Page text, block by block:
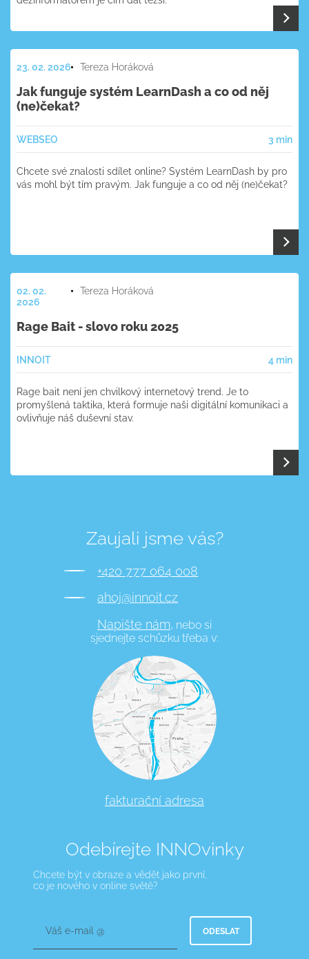
23. 02. 2026 Tereza Horáková
Jak funguje systém LearnDash a co od něj
(ne)čekat?
WEBSEO 3 min
Chcete své znalosti sdílet online? Systém LearnDash by pro
vás mohl být tím pravým. Jak funguje a co od něj (ne)čekat?
02. 02.
2026
Tereza Horáková
Rage Bait - slovo roku 2025
INNOIT 4 min
Rage bait není jen chvilkový internetový trend. Je to
promyšlená taktika, která formuje naši digitální komunikaci a
ovlivňuje náš duševní stav.
Zaujali jsme vás?
+420 777 064 008
ahoj@innoit.cz
Napište nám, nebo si
sjednejte schůzku třeba v:
fakturační adresa
Odebírejte INNOvinky
Chcete být v obraze a vědět jako první,
co je nového v online světě?
Váš e-mail @ ODESLAT